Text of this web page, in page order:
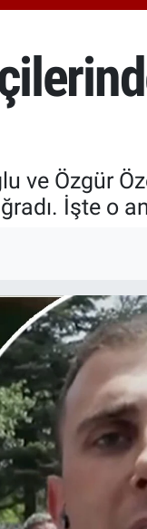
ve Özgür
İşte o